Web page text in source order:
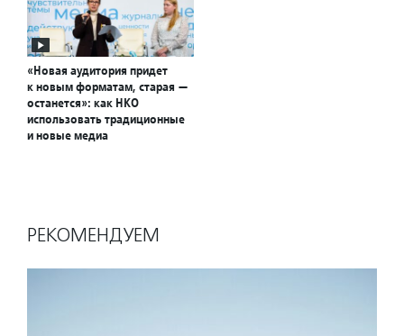
«Новая аудитория придет
к новым форматам, старая —
останется»: как НКО
использовать традиционные
и новые медиа
РЕКОМЕНДУЕМ